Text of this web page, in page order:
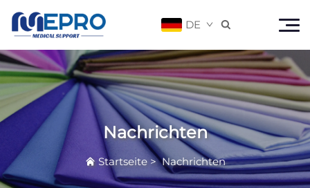
DE 
Nachrichten
Startseite>Nachrichten